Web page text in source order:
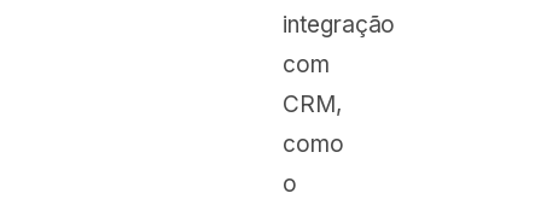
integração
com
CRM,
como
o